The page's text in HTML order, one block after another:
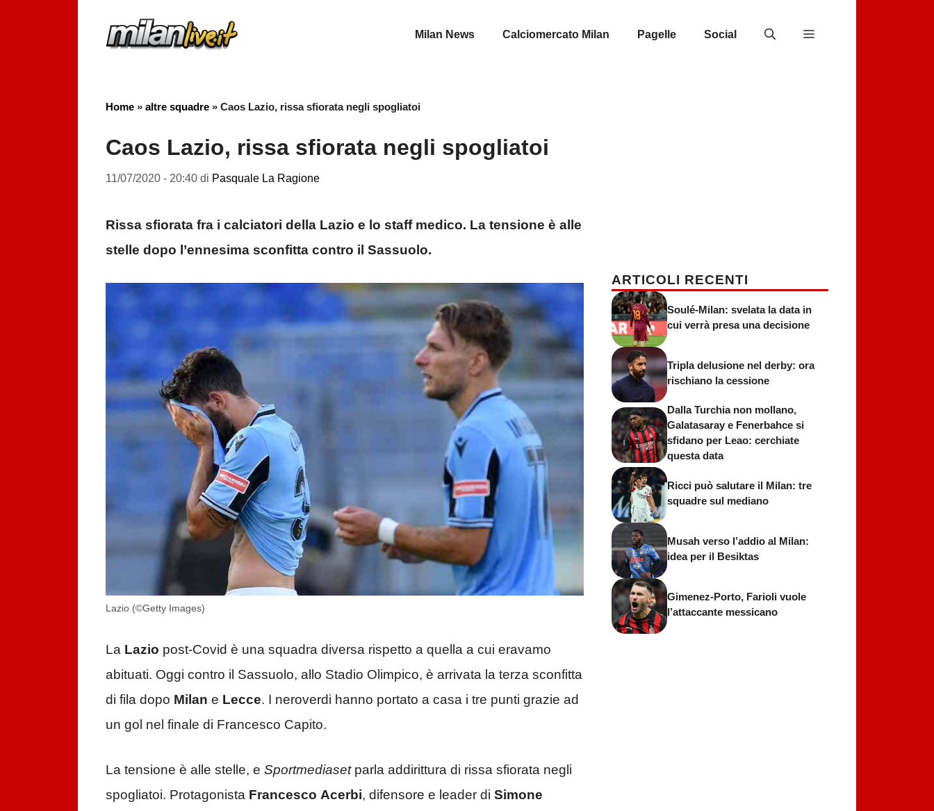
Milan News Calciomercato Milan Pagelle Social
Home » altre squadre » Caos Lazio, rissa sfiorata negli spogliatoi
Caos Lazio, rissa sfiorata negli spogliatoi
11/07/2020 - 20:40 di Pasquale La Ragione
Rissa sfiorata fra i calciatori della Lazio e lo staff medico. La tensione è alle
stelle dopo l’ennesima sconfitta contro il Sassuolo.
Lazio (©Getty Images)
La Lazio post-Covid è una squadra diversa rispetto a quella a cui eravamo
abituati. Oggi contro il Sassuolo, allo Stadio Olimpico, è arrivata la terza sconfitta
di fila dopo Milan e Lecce. I neroverdi hanno portato a casa i tre punti grazie ad
un gol nel finale di Francesco Capito.
La tensione è alle stelle, e Sportmediaset parla addirittura di rissa sfiorata negli
spogliatoi. Protagonista Francesco Acerbi, difensore e leader di Simone
ARTICOLI RECENTI
Soulé-Milan: svelata la data in
cui verrà presa una decisione
Tripla delusione nel derby: ora
rischiano la cessione
Dalla Turchia non mollano,
Galatasaray e Fenerbahce si
sfidano per Leao: cerchiate
questa data
Ricci può salutare il Milan: tre
squadre sul mediano
Musah verso l’addio al Milan:
idea per il Besiktas
Gimenez-Porto, Farioli vuole
l’attaccante messicano